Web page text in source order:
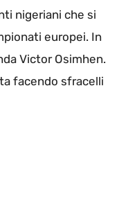
nigeriani che si
europei. In
Victor Osimhen.
facendo sfracelli